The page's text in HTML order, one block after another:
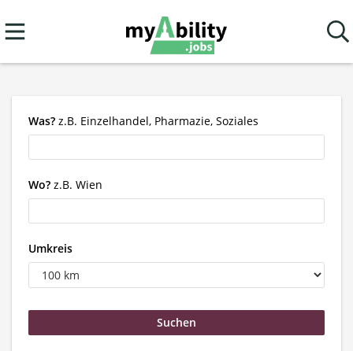
Was? z.B. Einzelhandel, Pharmazie, Soziales
Wo? z.B. Wien
Umkreis